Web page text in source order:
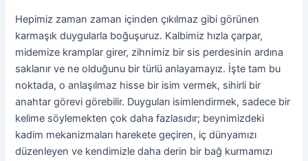
Hepimiz zaman zaman içinden çıkılmaz gibi görünen
karmaşık duygularla boğuşuruz. Kalbimiz hızla çarpar,
midemize kramplar girer, zihnimiz bir sis perdesinin ardına
saklanır ve ne olduğunu bir türlü anlayamayız. İşte tam bu
noktada, o anlaşılmaz hisse bir isim vermek, sihirli bir
anahtar görevi görebilir. Duyguları isimlendirmek, sadece bir
kelime söylemekten çok daha fazlasıdır; beynimizdeki
kadim mekanizmaları harekete geçiren, iç dünyamızı
düzenleyen ve kendimizle daha derin bir bağ kurmamızı